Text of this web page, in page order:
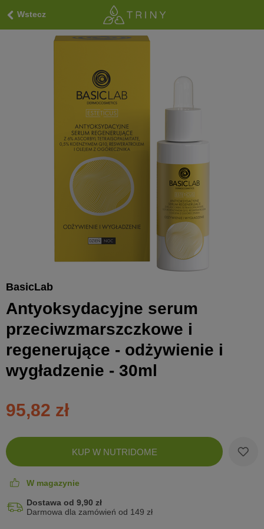
Wstecz
BasicLab
Antyoksydacyjne serum
przeciwzmarszczkowe i
regenerujące - odżywienie i
wygładzenie - 30ml
95,82 zł
Zobacz
koszyk
KUP W NUTRIDOME
W magazynie
Dostawa od 9,90 zł
Darmowa dla zamówień od 149 zł